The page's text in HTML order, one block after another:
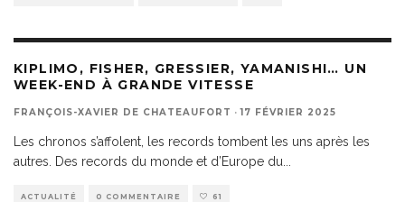
KIPLIMO, FISHER, GRESSIER, YAMANISHI… UN
WEEK-END À GRANDE VITESSE
FRANÇOIS-XAVIER DE CHATEAUFORT · 17 FÉVRIER 2025
Les chronos s’affolent, les records tombent les uns après les
autres. Des records du monde et d’Europe du
ACTUALITÉ 0 COMMENTAIRE 61